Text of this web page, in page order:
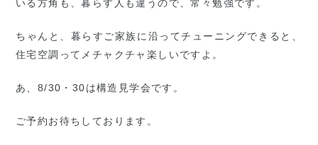
いる方角も、暮らす人も違うので、常々勉強です。
ちゃんと、暮らすご家族に沿ってチューニングできると、
住宅空調ってメチャクチャ楽しいですよ。
あ、8/30・30は構造見学会です。
ご予約お待ちしております。